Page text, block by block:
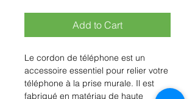
Add to Cart
Le cordon de téléphone est un
accessoire essentiel pour relier votre
téléphone à la prise murale. Il est
fabriqué en matériau de haute